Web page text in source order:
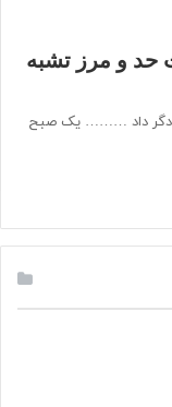
حد و مرز تشبه
دگر داد ……… یک صبح